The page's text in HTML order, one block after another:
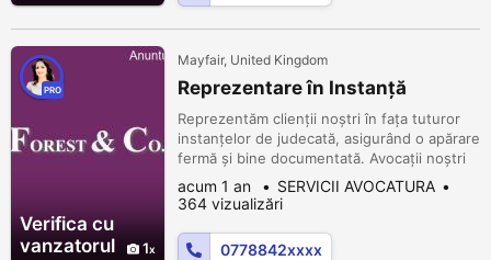
Verifica cu
vanzatorul
1
PRO
Mayfair, United Kingdom
Reprezentare în Instanță
Reprezentăm clienții noștri în fața tuturor
instanțelor de judecată, asigurând o apărare
fermă și bine documentată. Avocații noștri
au experiență vastă în litigii complexe și
sunt pregătiți să apere drepturile și
interesele clienților noștri.
acum 1 an
SERVICII AVOCATURA
364 vizualizări
0778842xxxx